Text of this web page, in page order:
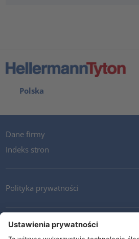
Polska
Dane firmy
Indeks stron
Polityka prywatności